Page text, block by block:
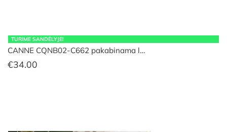
TURIME SANDĖLYJE!
CANNE CQNB02-C662 pakabinama l…
€34.00